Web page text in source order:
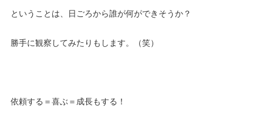
ということは、日ごろから誰が何ができそうか？
勝手に観察してみたりもします。（笑）
依頼する＝喜ぶ＝成長もする！